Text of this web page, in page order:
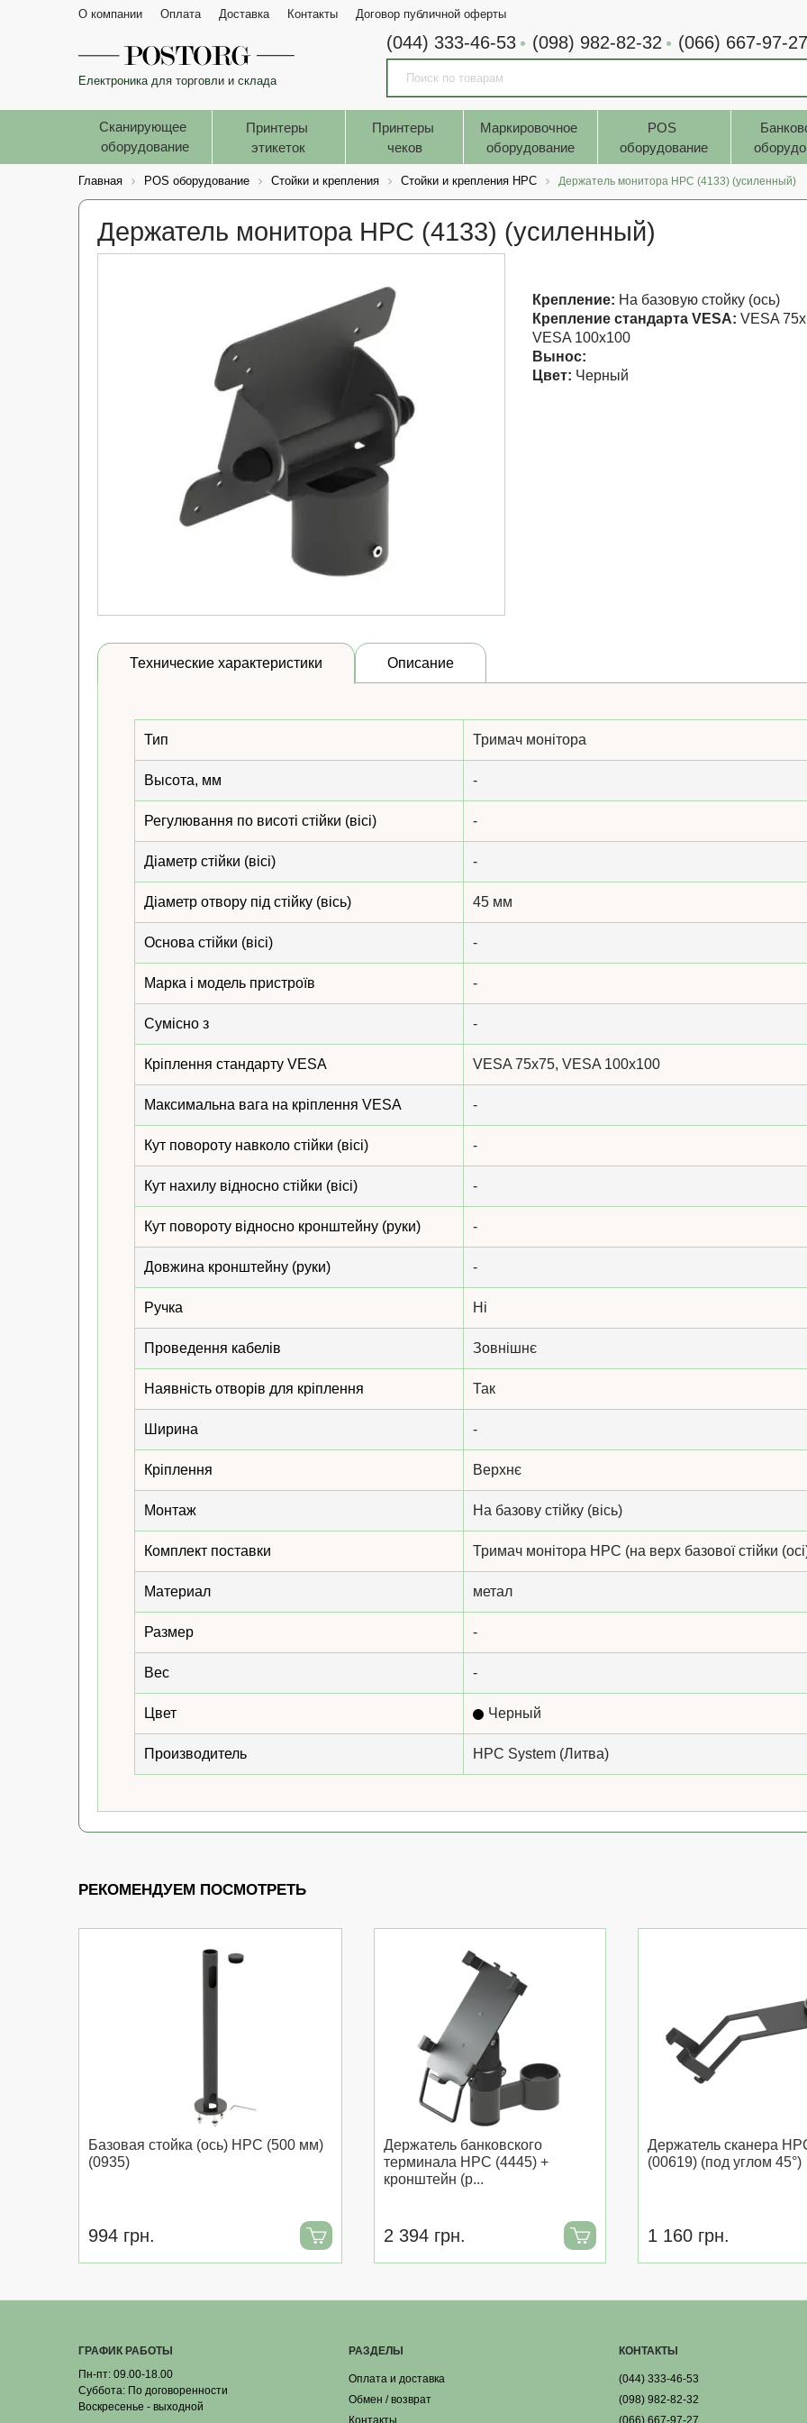
О компании Оплата Доставка Контакты Договор публичной оферты
Електроника для торговли и склада
(044) 333-46-53 (098) 982-82-32 (066) 667-97-27
Сканирующее
оборудование
Принтеры
этикеток
Принтеры
чеков
Маркировочное
оборудование
POS
оборудование
Главная POS оборудование Стойки и крепления Стойки и крепления HPC Держатель монитора HPC (4133) (усиленный)
Держатель монитора HPC (4133) (усиленный)
Крепление: На базовую стойку (ось)
Крепление стандарта VESA: VESA
VESA 100х100
Вынос:
Цвет: Черный
Технические характеристики Описание
Тип Тримач монітора
Высота, мм -
Регулювання по висоті стійки (вісі) -
Діаметр стійки (вісі) -
Діаметр отвору під стійку (вісь) 45 мм
Основа стійки (вісі) -
Марка і модель пристроїв -
Сумісно з -
Кріплення стандарту VESA VESA 75х75, VESA 100х100
Максимальна вага на кріплення VESA -
Кут повороту навколо стійки (вісі) -
Кут нахилу відносно стійки (вісі) -
Кут повороту відносно кронштейну (руки) -
Довжина кронштейну (руки) -
Ручка Ні
Проведення кабелів Зовнішнє
Наявність отворів для кріплення Так
Ширина -
Кріплення Верхнє
Монтаж На базову стійку (вісь)
Комплект поставки Тримач монітора HPC (на верх базової стійки
Материал метал
Размер -
Вес -
Цвет Черный
Производитель HPC System (Литва)
РЕКОМЕНДУЕМ ПОСМОТРЕТЬ
Базовая стойка (ось) HPC (500 мм)
(0935)
994 грн.
Держатель банковского
терминала HPC (4445) +
кронштейн (р...
2 394 грн.
Держатель сканера
(00619) (под углом 45°)
1 160 грн.
ГРАФИК РАБОТЫ
Пн-пт: 09.00-18.00
Суббота: По договоренности
Воскресенье - выходной
РАЗДЕЛЫ
Оплата и доставка
Обмен / возврат
Контакты
КОНТАКТЫ
(044) 333-46-53
(098) 982-82-32
(066) 667-97-27